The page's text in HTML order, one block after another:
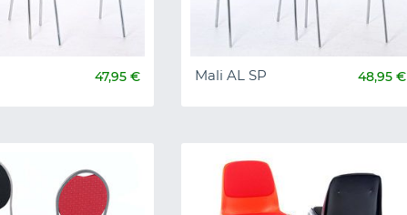
47,95 € Mali AL SP 48,95 €